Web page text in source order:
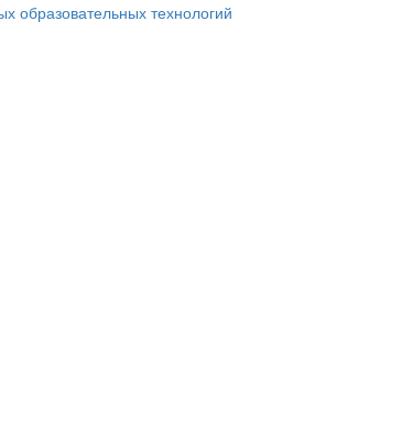
образовательных технологий